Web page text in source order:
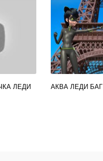
ЛЕДИ
АКВА ЛЕДИ БАГ